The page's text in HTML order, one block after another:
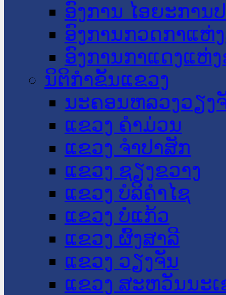
ອົງການ ໄອຍະການ
ອົງການກວດກາແຫ່
ອົງການກາແດງແຫ່
ນິຕິກໍາຂັ້ນແຂວງ
ນະ​ຄອນ​ຫລວງວຽງ
ແຂວງ ຄໍາມ່ວນ
ແຂວງ ຈໍາປາສັກ
ແຂວງ ຊຽງຂວາງ
ແຂວງ ບໍລິຄໍາໄຊ
ແຂວງ ບໍ່ແກ້ວ
ແຂວງ ຜົ້ງສາລີ
ແຂວງ ວຽງຈັນ
ແຂວງ ສະຫວັນນະ